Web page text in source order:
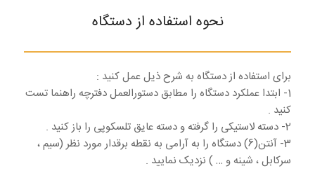
نحوه استفاده از دستگاه
برای استفاده از دستگاه به شرح ذیل عمل کنید :
1- ابتدا عملکرد دستگاه را مطابق دستورالعمل دفترچه راهنما تست
کنید .
2- دسته لاستیکی را گرفته و دسته عایق تلسکوپی را باز کنید .
3- آنتن(6) دستگاه را به آرامی به نقطه برقدار مورد نظر (سیم ،
سرکابل ، شینه و … ) نزدیک نمایید .